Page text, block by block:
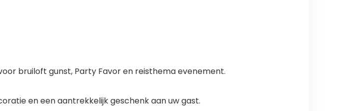
bruiloft gunst, Party Favor en reisthema evenement.
en een aantrekkelijk geschenk aan uw gast.